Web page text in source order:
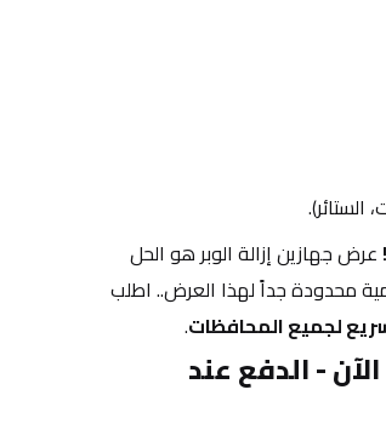
الستائر).
لجميع المحافظات.